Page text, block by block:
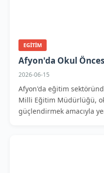
EGITIM
Afyon'da Okul
2026-06-15
Afyon'da eğitim
Milli Eğitim Müdürlüğü,
güçlendirmek amacıyla